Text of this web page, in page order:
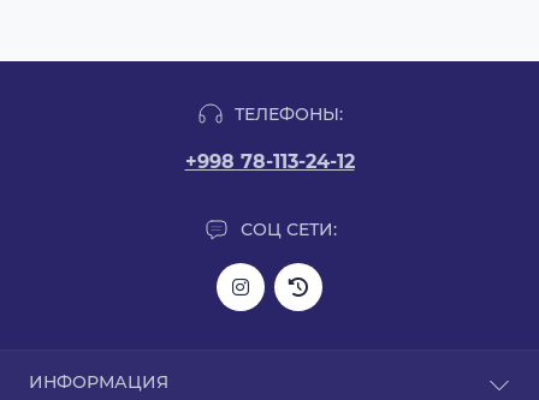
ТЕЛЕФОНЫ:
+998 78-113-24-12
СОЦ СЕТИ:
ИНФОРМАЦИЯ